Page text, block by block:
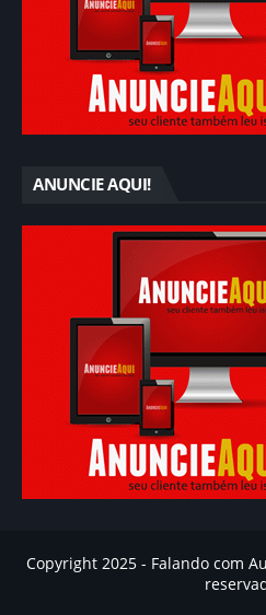
ANUNCIE AQUI!
Copyright 2025 - Falando com